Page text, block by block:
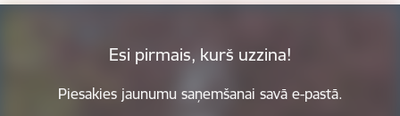
Esi pirmais, kurš uzzina!
Piesakies jaunumu saņemšanai savā e-pastā.